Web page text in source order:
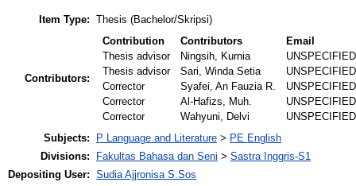
Item Type: Thesis (Bachelor/Skripsi)
Contributors:
Contribution Contributors
Email
Thesis advisor
Ningsih, Kurnia
UNSPECIFIED
Thesis advisor
Sari, Winda Setia
UNSPECIFIED
Corrector
Syafei, An Fauzia R.
UNSPECIFIED
Corrector
Al-Hafizs, Muh.
UNSPECIFIED
Corrector
Wahyuni, Delvi
UNSPECIFIED
Subjects:
P Language and Literature > PE English
Divisions:
Fakultas Bahasa dan Seni > Sastra Inggris-S1
Depositing User: Sudia Ajjronisa S.Sos